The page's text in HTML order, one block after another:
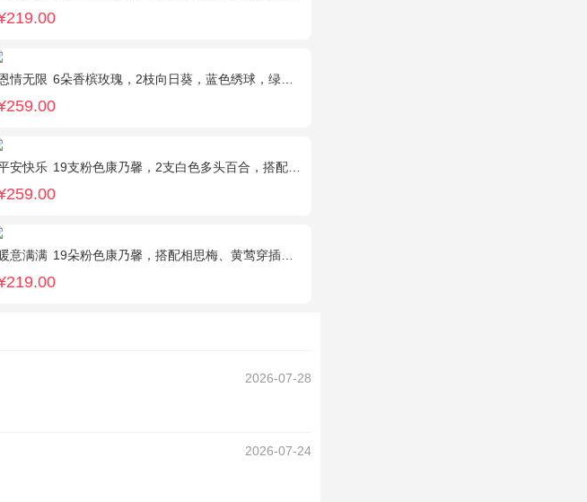
情无限 6朵香槟玫瑰，2枝向日葵，蓝色绣球，绿色桔梗、绿叶搭配
安快乐 19支粉色康乃馨，2支白色多头百合，搭配适量叶上黄金。
意满满 19朵粉色康乃馨，搭配相思梅、黄莺穿插点缀。
2026-07-28
2026-07-24